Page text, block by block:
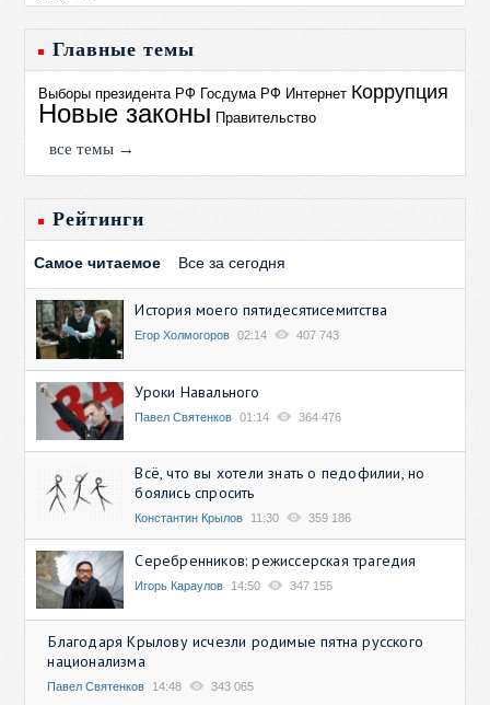
Главные темы
Выборы президента РФ Госдума РФ Интернет Коррупция
Новые законы Правительство
все темы →
Рейтинги
Самое читаемое Все за сегодня
История моего пятидесятисемитства
Егор Холмогоров 02:14 407 743
Уроки Навального
Павел Святенков 01:14 364 476
Всё, что вы хотели знать о педофилии, но
боялись спросить
Константин Крылов 11:30 359 186
Серебренников: режиссерская трагедия
Игорь Караулов 14:50 347 155
Благодаря Крылову исчезли родимые пятна русского
национализма
Павел Святенков 14:48 343 065